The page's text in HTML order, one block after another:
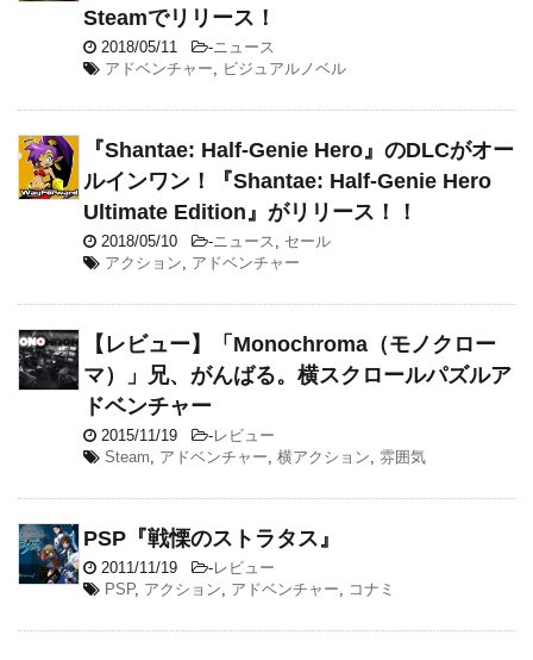
Steamでリリース！
2018/05/11 -ニュース
アドベンチャー, ビジュアルノベル
『Shantae: Half-Genie Hero』のDLCがオー
ルインワン！『Shantae: Half-Genie Hero
Ultimate Edition』がリリース！！
2018/05/10 -ニュース , セール
アクション, アドベンチャー
【レビュー】「Monochroma（モノクロー
マ）」兄、がんばる。横スクロールパズルア
ドベンチャー
2015/11/19 -レビュー
Steam, アドベンチャー, 横アクション, 雰囲気
PSP『戦慄のストラタス』
2011/11/19 -レビュー
PSP, アクション, アドベンチャー, コナミ